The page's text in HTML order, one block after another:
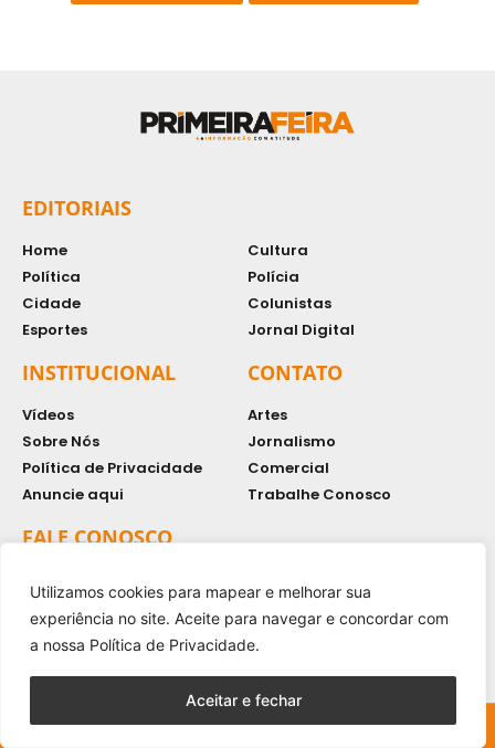
Utilizamos cookies para mapear e melhorar sua
experiência no site. Aceite para navegar e concordar com
a nossa Política de Privacidade.
Aceitar e fechar
EDITORIAIS
Home
Política
Cidade
Esportes
Cultura
Polícia
Colunistas
Jornal Digital
INSTITUCIONAL
Vídeos
Sobre Nós
Política de Privacidade
Anuncie aqui
CONTATO
Artes
Jornalismo
Comercial
Trabalhe Conosco
FALE CONOSCO